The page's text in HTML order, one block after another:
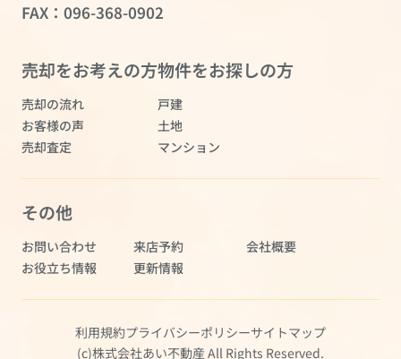
FAX：096-368-0902
売却をお考えの方
売却の流れ
お客様の声
売却査定
物件をお探しの方
戸建
土地
マンション
その他
お問い合わせ 来店予約
会社概要
お役立ち情報
更新情報
利用規約プライバシーポリシーサイトマップ
(c)株式会社あい不動産 All Rights Reserved.